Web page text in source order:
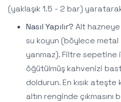
(yaklaşık 1.5 - 2 bar)
Nasıl Yapılır? Alt
su koyun (böylece metal
yanmaz). Filtre
öğütülmüş kahvenizi
doldurun. En kısık
altın renginde çıkmasını